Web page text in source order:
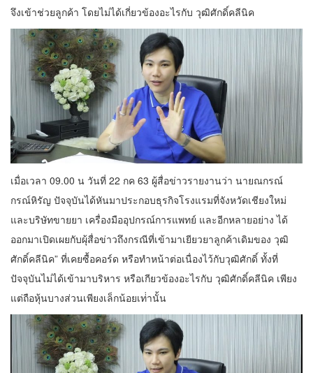
จึงเข้าช่วยลูกค้า โดยไม่ได้เกี่ยวข้องอะไรกับ วุฒิศักดิ์คลีนิค
เมื่อเวลา 09.00 น วันที่ 22 กค 63 ผู้สื่อข่าวรายงานว่า นายณกรณ์
กรณ์หิรัญ ปัจจุบันได้หันมาประกอบธุรกิจโรงแรมที่จังหวัดเชียงใหม่
และบริษัทขายยา เครื่องมืออุปกรณ์การแพทย์ และอีกหลายอย่าง ได้
ออกมาเปิดเผยกับผุ้สื่อข่าวถึงกรณีที่เข้ามาเยียวยาลูกค้าเดิมของ วุฒิ
ศักดิ์คลีนิค” ที่เคยซื้อคอร์ด หรือทำหน้าต่อเนื่องไว้กับวุฒิศักดิ์ ทั้งที่
ปัจจุบันไม่ได้เข้ามาบริหาร หรือเกียวข้องอะไรกับ วุฒิศักดิ์คลีนิค เพียง
แต่ถือหุ้นบางส่วนเพียงเล็กน้อยเท่่านั้น